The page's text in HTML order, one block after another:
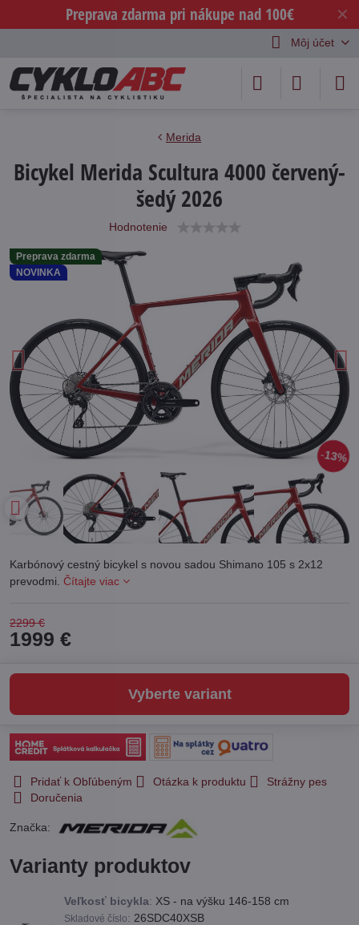
✕
Preprava zdarma pri nákupe nad 100€
Môj účet
Preprava zdarma
NOVINKA
13%
Merida
Bicykel Merida Scultura 4000 červený-
šedý 2026
Hodnotenie
Karbónový cestný bicykel s novou sadou Shimano 105 s 2x12
prevodmi. Čítajte viac
2299 €
1999 €
Vyberte variant
Pridať k Obľúbeným Otázka k produktu
Strážny pes
Doručenia
Značka:
Varianty produktov
Veľkosť bicykla: XS - na výšku 146-158 cm
Skladové číslo: 26SDC40XSB